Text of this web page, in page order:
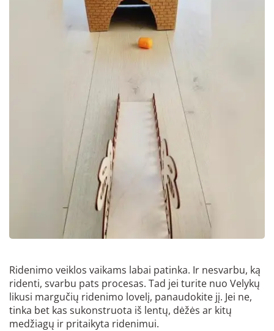
Ridenimo veiklos vaikams labai patinka. Ir nesvarbu, ką
ridenti, svarbu pats procesas. Tad jei turite nuo Velykų
likusi margučių ridenimo lovelį, panaudokite jį. Jei ne,
tinka bet kas sukonstruota iš lentų, dėžės ar kitų
medžiagų ir pritaikyta ridenimui.